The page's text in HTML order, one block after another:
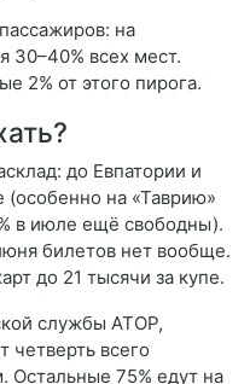
на
30–40% всех мест.
2% от этого пирога.
до Евпатории и
на «Таврию»
в июле ещё свободны).
билетов нет вообще.
до 21 тысячи за купе.
службы АТОР,
четверть всего
Остальные 75% едут на